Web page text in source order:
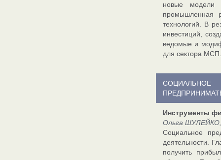
новые модели
промышленная
технологий. В
инвестиций,
ведомые и
для сектора МСП.
СОЦИАЛЬНОЕ
Инструменты
Ольга ШУЛЕЙКО,
Социальное
деятельности.
получить